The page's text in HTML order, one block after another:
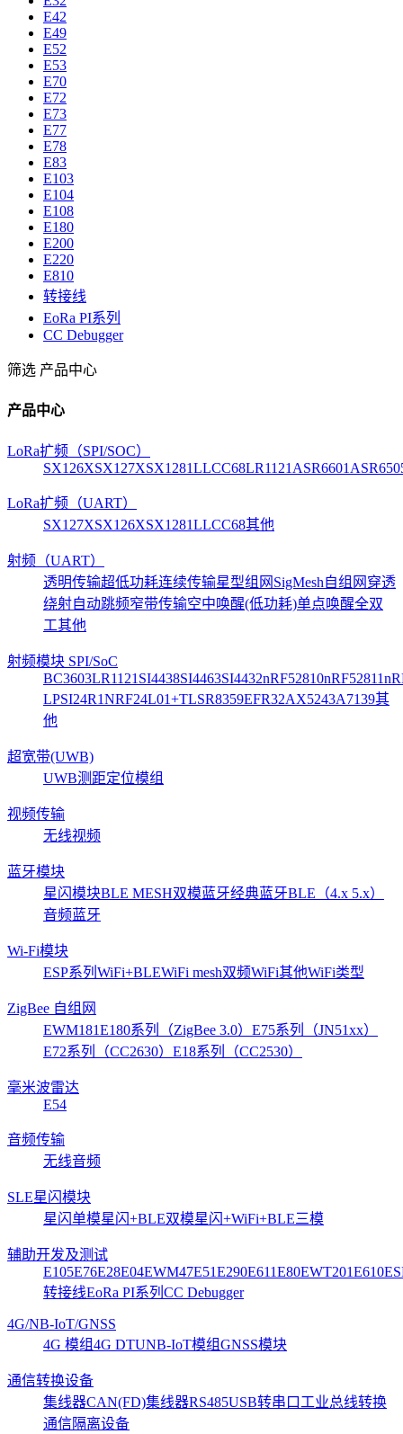
E42
E49
E52
E53
E70
E72
E73
E77
E78
E83
E103
E104
E108
E180
E200
E220
E810
转接线
EoRa PI系列
CC Debugger
筛选 产品中心
产品中心
LoRa扩频（SPI/SOC）
SX126XSX127XSX1281LLCC68LR1121 ASR6601
LoRa扩频（UART）
SX127XSX126XSX1281LLCC68其他
射频（UART）
透明传输超低功耗连续传输星型组网 SigMesh自组网 穿透
绕射自动跳频窄带传输空中唤醒(低功耗)单点唤醒全双
工其他
射频模块 SPI/SoC
BC3603LR1121 SI4438SI4463SI4432nRF52810nRF52811
LPSI24R1NRF24L01+TLSR8359EFR32AX5243A7139其
他
超宽带(UWB)
UWB测距定位模组
视频传输
无线视频
蓝牙模块
星闪模块BLE MESH双模蓝牙经典蓝牙BLE（4.x 5.x）
音频蓝牙
Wi-Fi模块
ESP系列 WiFi+BLEWiFi mesh双频WiFi其他WiFi类型
ZigBee 自组网
EWM181E180系列（ZigBee 3.0） E75系列（JN51xx）
E72系列（CC2630） E18系列（CC2530）
毫米波雷达
E54
音频传输
无线音频
SLE星闪模块
星闪单模星闪+BLE双模星闪+WiFi+BLE三模
辅助开发及测试
E105E76E28E04EWM47E51E290E611E80EWT201E610
转接线EoRa PI系列 CC Debugger
4G/NB-IoT/GNSS
4G 模组4G DTUNB-IoT模组GNSS模块
通信转换设备
集线器CAN(FD)集线器RS485USB转串口 工业总线转换
通信隔离设备